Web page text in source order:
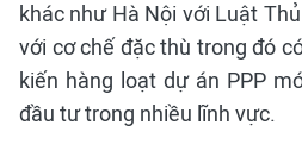
khác như Hà Nội với Luật
với cơ chế đặc thù trong đó
kiến hàng loạt dự án PPP
đầu tư trong nhiều lĩnh vực.